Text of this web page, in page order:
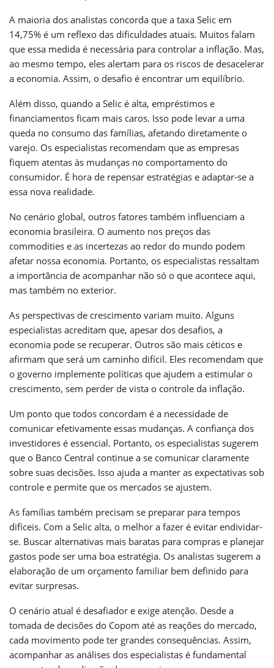
A maioria dos analistas concorda que a taxa Selic em
14,75% é um reflexo das dificuldades atuais. Muitos falam
que essa medida é necessária para controlar a inflação. Mas,
ao mesmo tempo, eles alertam para os riscos de desacelerar
a economia. Assim, o desafio é encontrar um equilíbrio.
Além disso, quando a Selic é alta, empréstimos e
financiamentos ficam mais caros. Isso pode levar a uma
queda no consumo das famílias, afetando diretamente o
varejo. Os especialistas recomendam que as empresas
fiquem atentas às mudanças no comportamento do
consumidor. É hora de repensar estratégias e adaptar-se a
essa nova realidade.
No cenário global, outros fatores também influenciam a
economia brasileira. O aumento nos preços das
commodities e as incertezas ao redor do mundo podem
afetar nossa economia. Portanto, os especialistas ressaltam
a importância de acompanhar não só o que acontece aqui,
mas também no exterior.
As perspectivas de crescimento variam muito. Alguns
especialistas acreditam que, apesar dos desafios, a
economia pode se recuperar. Outros são mais céticos e
afirmam que será um caminho difícil. Eles recomendam que
o governo implemente políticas que ajudem a estimular o
crescimento, sem perder de vista o controle da inflação.
Um ponto que todos concordam é a necessidade de
comunicar efetivamente essas mudanças. A confiança dos
investidores é essencial. Portanto, os especialistas sugerem
que o Banco Central continue a se comunicar claramente
sobre suas decisões. Isso ajuda a manter as expectativas sob
controle e permite que os mercados se ajustem.
As famílias também precisam se preparar para tempos
difíceis. Com a Selic alta, o melhor a fazer é evitar endividar-
se. Buscar alternativas mais baratas para compras e planejar
gastos pode ser uma boa estratégia. Os analistas sugerem a
elaboração de um orçamento familiar bem definido para
evitar surpresas.
O cenário atual é desafiador e exige atenção. Desde a
tomada de decisões do Copom até as reações do mercado,
cada movimento pode ter grandes consequências. Assim,
acompanhar as análises dos especialistas é fundamental